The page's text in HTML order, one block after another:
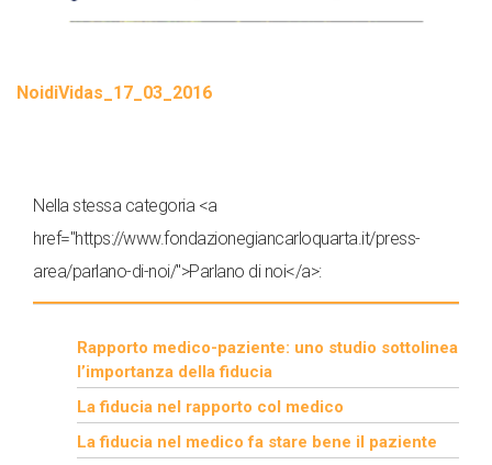
NoidiVidas_17_03_2016
Nella stessa categoria <a
href="https://www.fondazionegiancarloquarta.it/press-
area/parlano-di-noi/">Parlano di noi</a>:
Rapporto medico-paziente: uno studio sottolinea
l’importanza della fiducia
La fiducia nel rapporto col medico
La fiducia nel medico fa stare bene il paziente